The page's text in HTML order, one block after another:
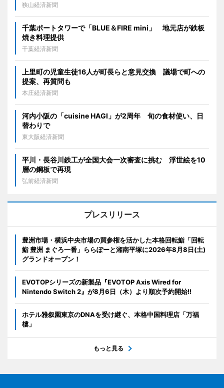
狭山経済新聞
千葉ポートタワーで「BLUE＆FIRE mini」 地元店が鉄板
焼き料理提供
千葉経済新聞
上里町の児童生徒16人が町長らと意見交換 議場で町への
提案、再質問も
本庄経済新聞
河内小阪の「cuisine HAGI」が2周年 旬の食材使い、日
替わりで
東大阪経済新聞
平川・長谷川鉄工が全国大会一次審査に挑む 浮世絵を10
層の鋼板で再現
弘前経済新聞
プレスリリース
豊洲市場・横浜中央市場の買参権を活かした本格回転鮨「回転
鮨 豊洲 まぐろ一番」ららぽーと湘南平塚に2026年8月8日(土)
グランドオープン！
EVOTOPシリーズの新製品『EVOTOP Axis Wired for
Nintendo Switch 2』が8月6日（木）より順次予約開始!!
ホテル雅叙園東京のDNAを受け継ぐ、本格中国料理店「万福
樓」
もっと見る